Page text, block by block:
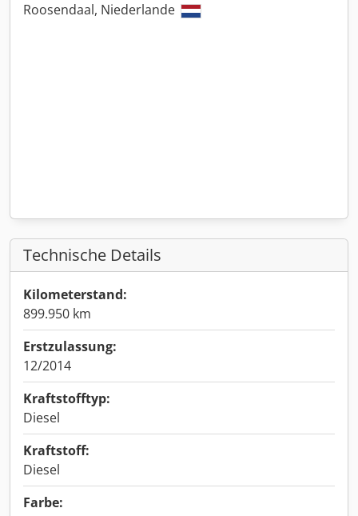
Roosendaal, Niederlande
Technische Details
Kilometerstand:
899.950 km
Erstzulassung:
12/2014
Kraftstofftyp:
Diesel
Kraftstoff:
Diesel
Farbe: